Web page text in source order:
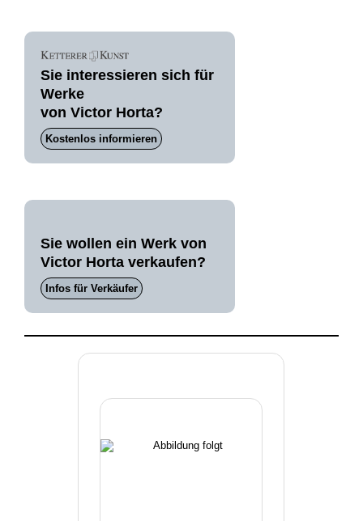
Sie interessieren sich für
Werke
von Victor Horta?
Kostenlos informieren
Sie wollen ein Werk von
Victor Horta verkaufen?
Infos für Verkäufer